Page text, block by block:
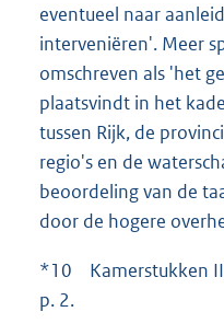
eventueel naar
interveniëren'. Meer
omschreven als 'het
plaatsvindt in het
tussen Rijk, de
regio's en de
beoordeling van de
door de hogere
*10 Kamerstukken II
p. 2.